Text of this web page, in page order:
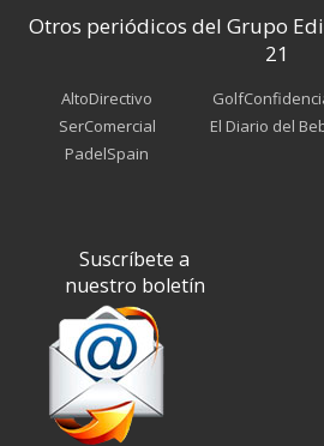
Otros periódicos del Grupo
21
AltoDirectivo
SerComercial
PadelSpain
El Diario del
Suscríbete a
nuestro boletín